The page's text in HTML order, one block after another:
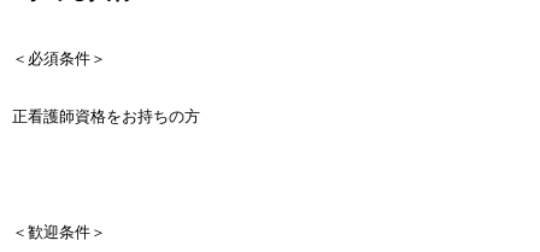
＜必須条件＞
正看護師資格をお持ちの方
＜歓迎条件＞